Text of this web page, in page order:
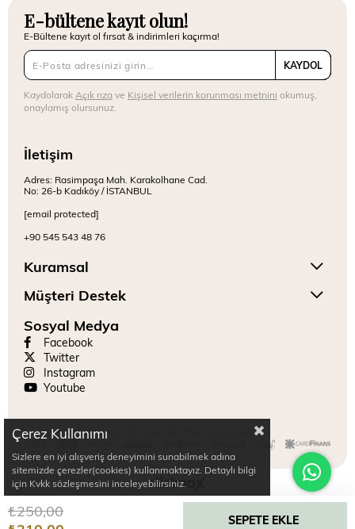
E-bültene kayıt olun!
E-Bültene kayıt ol fırsat & indirimleri kaçırma!
KAYDOL
Kaydolarak Açık rızave Kişisel verilerin korunması metnini okumuş,
onaylamış olursunuz.
İletişim
Adres: Rasimpaşa Mah. Karakolhane Cad.
No: 26-b Kadıköy / İSTANBUL
[email protected]
+90 545 543 48 76
Kuramsal
Müşteri Destek
Sosyal Medya
Facebook
Twitter
Instagram
Youtube
Copyright © 2024 Mitr. Tüm hakları saklıdır.
Çerez Kullanımı
Sizlere en iyi alışveriş deneyimini sunabilmek adına
sitemizde çerezler(cookies) kullanmaktayız. Detaylı bilgi
için Kvkk sözleşmesini inceleyebilirsiniz.
₺250,00